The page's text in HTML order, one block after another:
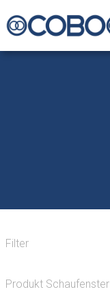
Filter
Produkt Schaufenster